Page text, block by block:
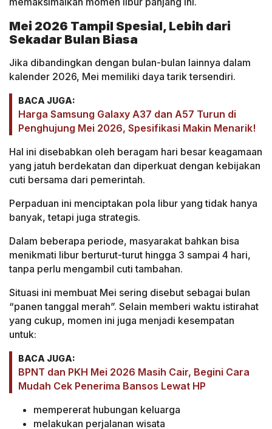
Mei 2026 Tampil Spesial, Lebih dari
Sekadar Bulan Biasa
Jika dibandingkan dengan bulan-bulan lainnya dalam
kalender 2026, Mei memiliki daya tarik tersendiri.
BACA JUGA:
Harga Samsung Galaxy A37 dan A57 Turun di
Penghujung Mei 2026, Spesifikasi Makin Menarik!
Hal ini disebabkan oleh beragam hari besar keagamaan
yang jatuh berdekatan dan diperkuat dengan kebijakan
cuti bersama dari pemerintah.
Perpaduan ini menciptakan pola libur yang tidak hanya
banyak, tetapi juga strategis.
Dalam beberapa periode, masyarakat bahkan bisa
menikmati libur berturut-turut hingga 3 sampai 4 hari,
tanpa perlu mengambil cuti tambahan.
Situasi ini membuat Mei sering disebut sebagai bulan
“panen tanggal merah”. Selain memberi waktu istirahat
yang cukup, momen ini juga menjadi kesempatan
untuk:
BACA JUGA:
BPNT dan PKH Mei 2026 Masih Cair, Begini Cara
Mudah Cek Penerima Bansos Lewat HP
mempererat hubungan keluarga
melakukan perjalanan wisata